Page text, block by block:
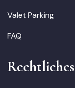
Valet Parking
FAQ
Rechtliches